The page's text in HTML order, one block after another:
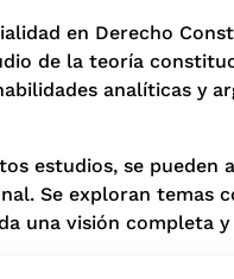
en Derecho
de la teoría
analíticas y
estudios, se
Se exploran temas
una visión completa